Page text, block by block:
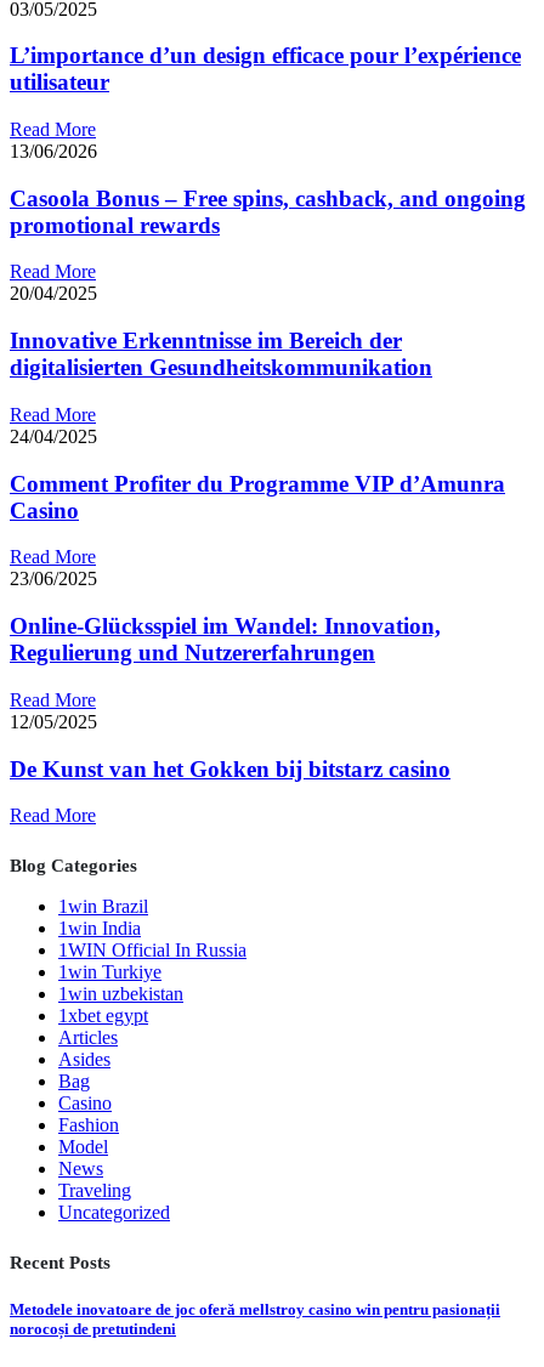
03/05/2025
L’importance d’un design efficace pour l’expérience
utilisateur
Read More
13/06/2026
Casoola Bonus – Free spins, cashback, and ongoing
promotional rewards
Read More
20/04/2025
Innovative Erkenntnisse im Bereich der
digitalisierten Gesundheitskommunikation
Read More
24/04/2025
Comment Profiter du Programme VIP d’Amunra
Casino
Read More
23/06/2025
Online-Glücksspiel im Wandel: Innovation,
Regulierung und Nutzererfahrungen
Read More
12/05/2025
De Kunst van het Gokken bij bitstarz casino
Read More
Blog Categories
1win Brazil
1win India
1WIN Official In Russia
1win Turkiye
1win uzbekistan
1xbet egypt
Articles
Asides
Bag
Casino
Fashion
Model
News
Traveling
Uncategorized
Recent Posts
Metodele inovatoare de joc oferă mellstroy casino win pentru pasionații
norocoși de pretutindeni